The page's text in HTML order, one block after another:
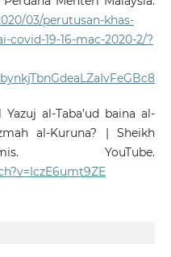
03/perutusan-khas-
19-16-mac-2020-2/?
al-Taba’ud baina al-
al-Kuruna? | Sheikh
YouTube.